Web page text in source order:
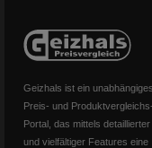
Geizhals ist ein unabhängiges
Preis- und Produktvergleichs-
Portal, das mittels
und vielfältiger Features eine